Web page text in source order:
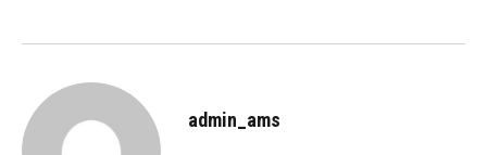
admin_ams